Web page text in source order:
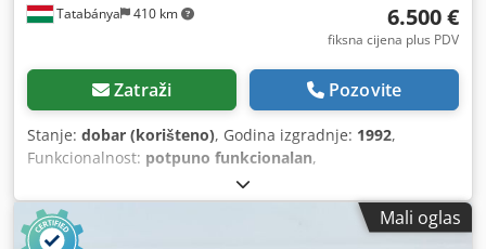
Tatabánya 410 km 6.500 €
fiksna cijena plus PDV
Zatraži Pozovite
Stanje: dobar (korišteno), Godina izgradnje: 1992,
Funkcionalnost: potpuno funkcionalan,
Mali oglas